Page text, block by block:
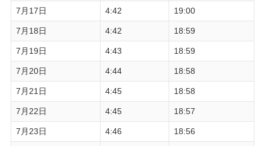
7月17日 4:42 19:00
7月18日 4:42 18:59
7月19日 4:43 18:59
7月20日 4:44 18:58
7月21日 4:45 18:58
7月22日 4:45 18:57
7月23日 4:46 18:56